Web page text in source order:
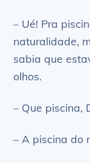
– Ué! Pra
naturalidade,
sabia que
olhos.
– Que piscina,
– A piscina do